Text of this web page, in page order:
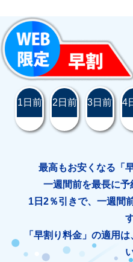
1日前 2日前 3日前 4
最高もお安くなる「
一週間前を最長に予
1日2％引きで、一週間
「早割り料金」の適用